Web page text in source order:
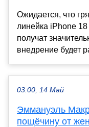
Ожидается, что
линейка iPhone
получат
внедрение будет
03:00, 14 Май
Эммануэль
пощёчину от